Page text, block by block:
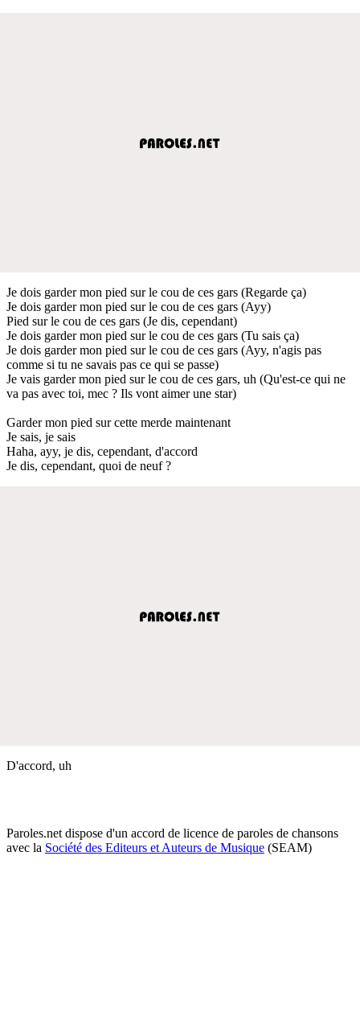
Je dois garder mon pied sur le cou de ces gars (Regarde ça)
Je dois garder mon pied sur le cou de ces gars (Ayy)
Pied sur le cou de ces gars (Je dis, cependant)
Je dois garder mon pied sur le cou de ces gars (Tu sais ça)
Je dois garder mon pied sur le cou de ces gars (Ayy, n'agis pas
comme si tu ne savais pas ce qui se passe)
Je vais garder mon pied sur le cou de ces gars, uh (Qu'est-ce qui ne
va pas avec toi, mec ? Ils vont aimer une star)
Garder mon pied sur cette merde maintenant
Je sais, je sais
Haha, ayy, je dis, cependant, d'accord
Je dis, cependant, quoi de neuf ?
D'accord, uh
Paroles.net dispose d'un accord de licence de paroles de chansons
avec la Société des Editeurs et Auteurs de Musique (SEAM)